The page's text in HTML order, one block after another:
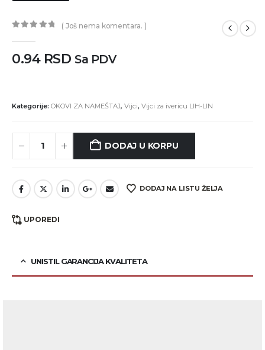
( Još nema komentara. )
0.94 RSD Sa PDV
Kategorije: OKOVI ZA NAMEŠTAJ, Vijci, Vijci za ivericu LIH-LIN
DODAJ U KORPU
DODAJ NA LISTU ŽELJA
UPOREDI
UNISTIL GARANCIJA KVALITETA